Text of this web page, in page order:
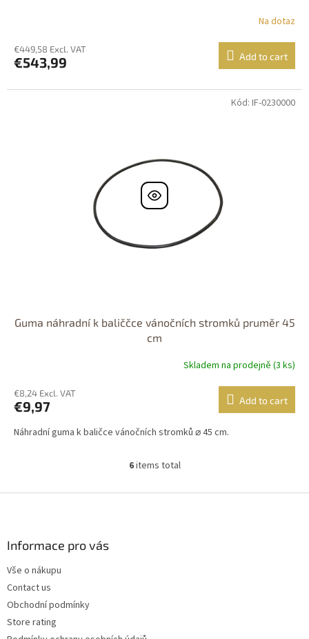
Na dotaz
€449,58 Excl. VAT
€543,99 Add to cart
Guma náhradní k baliččce vánočních stromků pruměr 45
cm
Skladem na prodejně (3 ks)
€8,24 Excl. VAT
€9,97 Add to cart
Náhradní guma k baličce vánočních stromků ⌀ 45 cm.
Kód: IF-0230000
L
s
6items total
Informace pro vás
Vše o nákupu
Contact us
Obchodní podmínky
Store rating